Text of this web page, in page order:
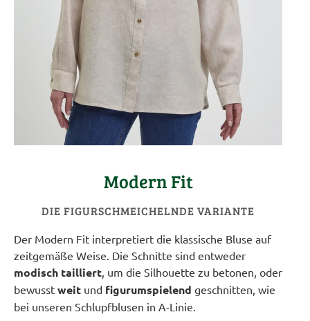
Modern Fit
DIE FIGURSCHMEICHELNDE VARIANTE
Der Modern Fit interpretiert die klassische Bluse auf
zeitgemäße Weise. Die Schnitte sind entweder
modisch tailliert, um die Silhouette zu betonen, oder
bewusst weit und figurumspielend geschnitten, wie
bei unseren Schlupfblusen in A-Linie.